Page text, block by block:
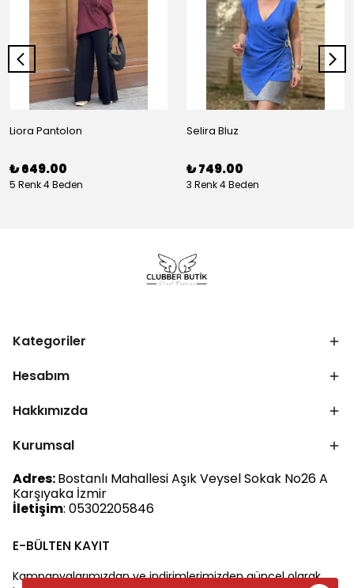
Liora Pantolon
₺ 649.00
5 Renk 4 Beden
Selira Bluz
₺ 749.00
3 Renk 4 Beden
Kategoriler
Hesabım
Hakkımızda
Kurumsal
Adres:Bostanlı Mahallesi Aşık Veysel Sokak No26 A
Karşıyaka İzmir
İletişim: 05302205846
E-BÜLTEN KAYIT
Kampanyalarımızdan ve indirimlerimizden güncel olarak